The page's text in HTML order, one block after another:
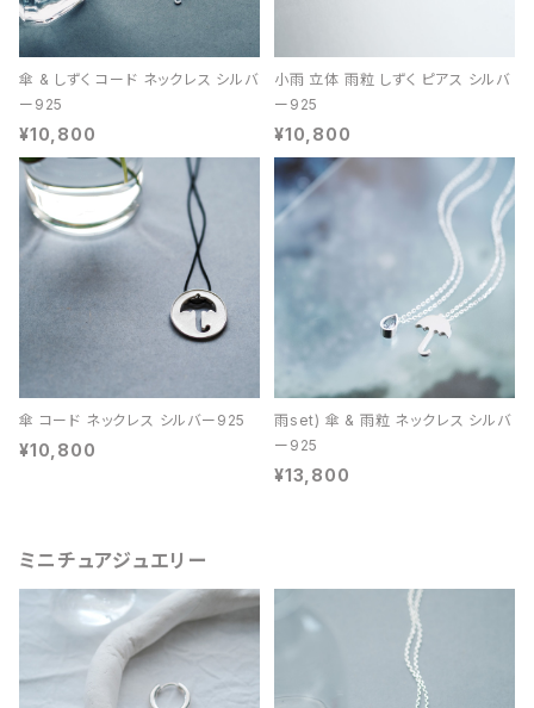
傘 & しずく コード ネックレス シルバ
ー925
¥10,800
小雨 立体 雨粒 しずく ピアス シルバ
ー925
¥10,800
傘 コード ネックレス シルバー925
¥10,800
雨set) 傘 & 雨粒 ネックレス シルバ
ー925
¥13,800
ミニチュアジュエリー